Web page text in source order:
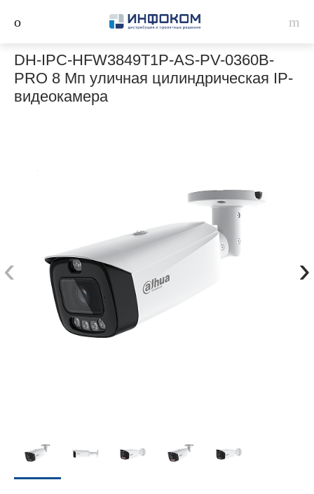
DH-IPC-HFW3849T1P-AS-PV-0360B-
PRO 8 Мп уличная цилиндрическая IP-
видеокамера
‹ ›